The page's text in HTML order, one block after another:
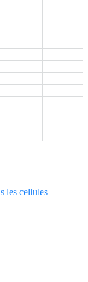
les cellules